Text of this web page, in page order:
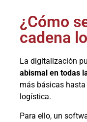
¿Cómo
cadena
La digitalización
abismal en todas
más básicas
logística.
Para ello, un